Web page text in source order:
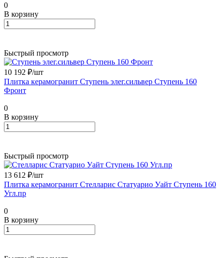
0
В корзину
Быстрый просмотр
10 192 ₽/шт
Плитка керамогранит Ступень элег.сильвер Ступень 160
Фронт
0
В корзину
Быстрый просмотр
13 612 ₽/шт
Плитка керамогранит Стелларис Статуарио Уайт Ступень 160
Угл.пр
0
В корзину